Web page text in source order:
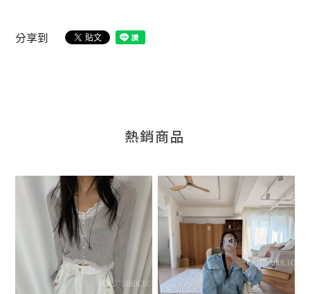
分享到
熱銷商品